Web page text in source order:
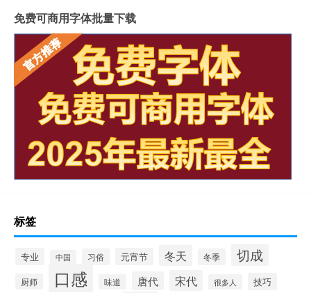
免费可商用字体批量下载
标签
专业 中国 习俗 元宵节 冬天 冬季 切成
厨师 口感 味道 唐代 宋代 很多人 技巧